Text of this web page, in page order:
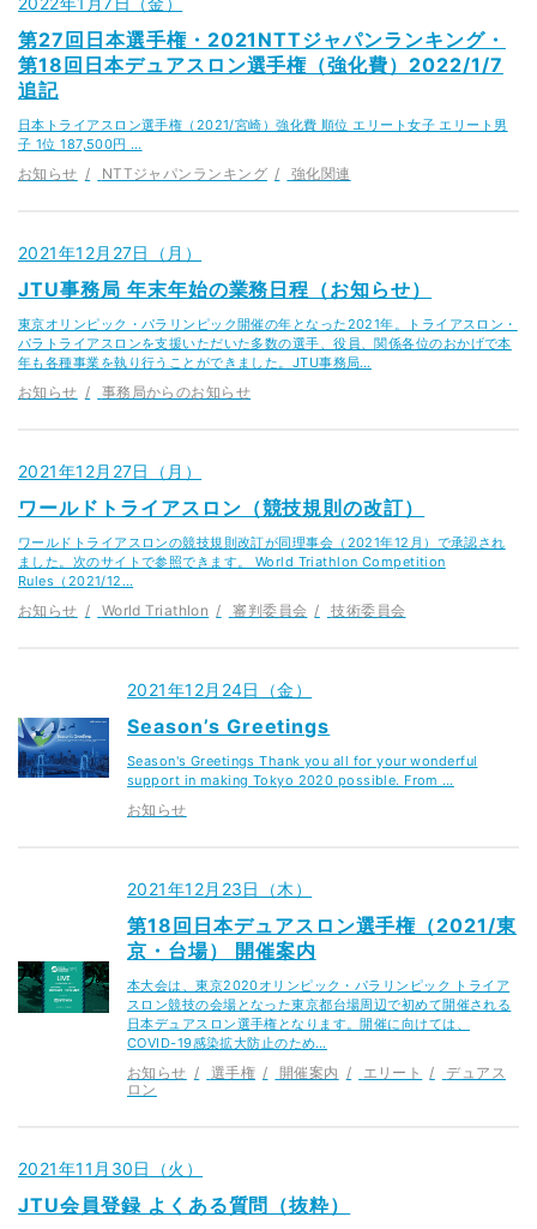
第27回日本選手権・2021NTTジャパンランキング・
第18回日本デュアスロン選手権（強化費）2022/1/7
追記
日本トライアスロン選手権（2021/宮崎）強化費 順位 エリート女子 エリート男
子 1位 187,500円 …
お知らせ NTTジャパンランキング 強化関連
2021年12月27日（月）
JTU事務局 年末年始の業務日程（お知らせ）
東京オリンピック・パラリンピック開催の年となった2021年。トライアスロン・
パラトライアスロンを支援いただいた多数の選手、役員、関係各位のおかげで本
年も各種事業を執り行うことができました。JTU事務局…
お知らせ 事務局からのお知らせ
2021年12月27日（月）
ワールドトライアスロン（競技規則の改訂）
ワールドトライアスロンの競技規則改訂が同理事会（2021年12月）で承認され
ました。次のサイトで参照できます。 World Triathlon Competition
Rules（2021/12…
お知らせ World Triathlon 審判委員会 技術委員会
2021年12月24日（金）
Season’s Greetings
Season's Greetings Thank you all for your wonderful
support in making Tokyo 2020 possible. From …
お知らせ
2021年12月23日（木）
第18回日本デュアスロン選手権（2021/東
京・台場） 開催案内
本大会は、東京2020オリンピック・パラリンピック トライア
スロン競技の会場となった東京都台場周辺で初めて開催される
日本デュアスロン選手権となります。開催に向けては、
COVID-19感染拡大防止のため…
お知らせ 選手権 開催案内 エリート
デュアス
ロン
2021年11月30日（火）
JTU会員登録 よくある質問（抜粋）